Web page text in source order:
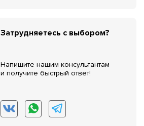
Затрудняетесь с выбором?
Напишите нашим консультантам
и получите быстрый ответ!